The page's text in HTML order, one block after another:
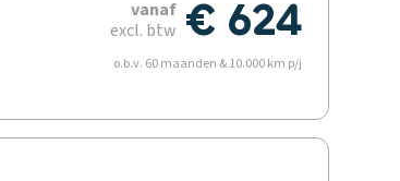
€ 624
vanaf
excl. btw
o.b.v. 60 maanden & 10.000 km p/j